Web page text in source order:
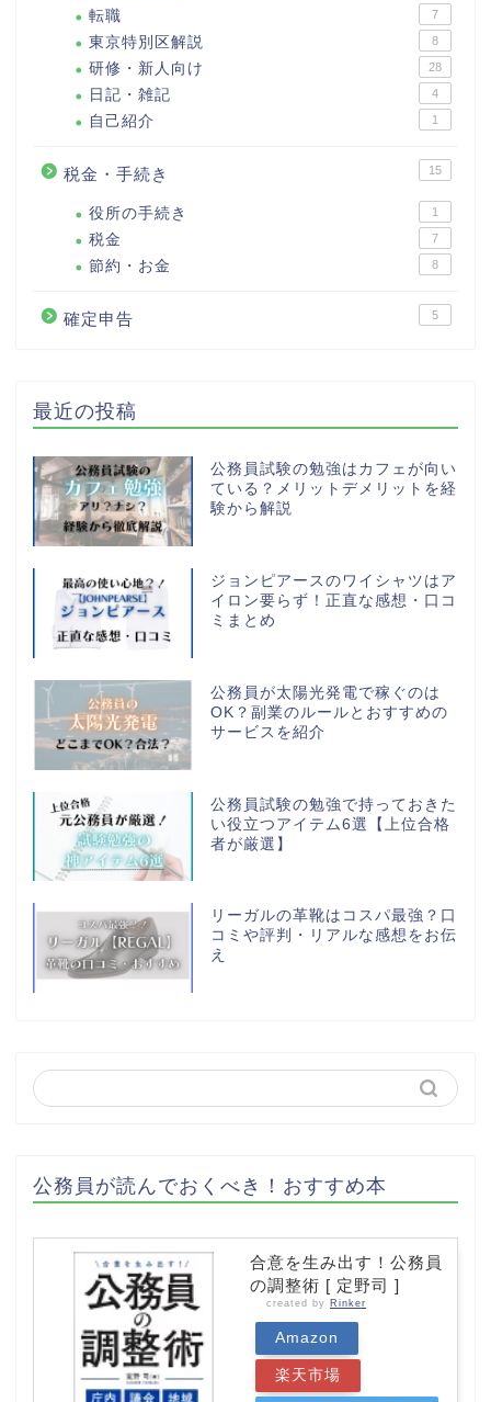
転職 7
東京特別区解説 8
研修・新人向け 28
日記・雑記 4
自己紹介 1
税金・手続き 15
役所の手続き 1
税金 7
節約・お金 8
確定申告 5
最近の投稿
公務員試験の勉強はカフェが向い
ている？メリットデメリットを経
験から解説
ジョンピアースのワイシャツはア
イロン要らず！正直な感想・口コ
ミまとめ
公務員が太陽光発電で稼ぐのは
OK？副業のルールとおすすめの
サービスを紹介
公務員試験の勉強で持っておきた
い役立つアイテム6選【上位合格
者が厳選】
リーガルの革靴はコスパ最強？口
コミや評判・リアルな感想をお伝
え
公務員が読んでおくべき！おすすめ本
合意を生み出す！公務員
の調整術 [ 定野司 ]
created by Rinker
Amazon
楽天市場